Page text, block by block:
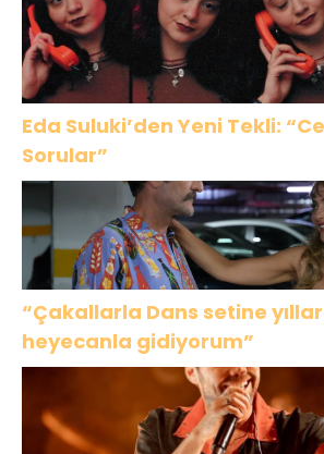
Eda Suluki’den Yeni Tekli:
Sorular”
“Çakallarla Dans setine
heyecanla gidiyorum”